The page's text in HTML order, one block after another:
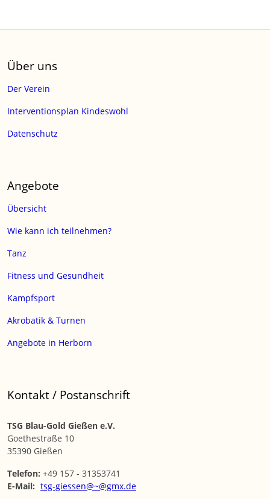
Über uns
Der Verein
Interventionsplan Kindeswohl
Datenschutz
Angebote
Übersicht
Wie kann ich teilnehmen?
Tanz
Fitness und Gesundheit
Kampfsport
Akrobatik & Turnen
Angebote in Herborn
Kontakt / Postanschrift
TSG Blau-Gold Gießen e.V.
Goethestraße 10
35390 Gießen
Telefon: +49 157 - 31353741
E-Mail: tsg-giessen@~@gmx.de